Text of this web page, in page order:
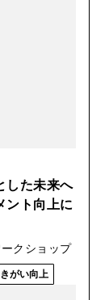
した未来へ
ント向上に
クショップ
がい向上